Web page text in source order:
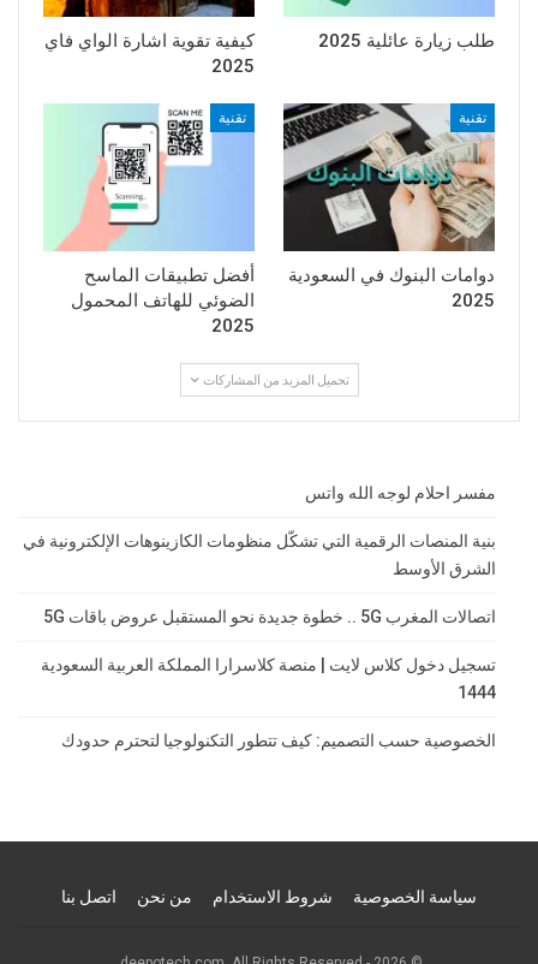
طلب زيارة عائلية 2025
كيفية تقوية اشارة الواي فاي
2025
تقنية
دوامات البنوك في السعودية
2025
تقنية
أفضل تطبيقات الماسح
الضوئي للهاتف المحمول
2025
تحميل المزيد من المشاركات
مفسر احلام لوجه الله واتس
بنية المنصات الرقمية التي تشكّل منظومات الكازينوهات الإلكترونية في
الشرق الأوسط
اتصالات المغرب 5G .. خطوة جديدة نحو المستقبل عروض باقات 5G
تسجيل دخول كلاس لايت | منصة كلاسرارا المملكة العربية السعودية
1444
الخصوصية حسب التصميم: كيف تتطور التكنولوجيا لتحترم حدودك
سياسة الخصوصية شروط الاستخدام من نحن اتصل بنا